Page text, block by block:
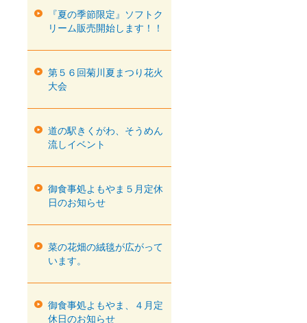
『夏の季節限定』ソフトク
リーム販売開始します！！
第５６回菊川夏まつり花火
大会
道の駅きくがわ、そうめん
流しイベント
御食事処よもやま５月定休
日のお知らせ
菜の花畑の絨毯が広がって
います。
御食事処よもやま、４月定
休日のお知らせ